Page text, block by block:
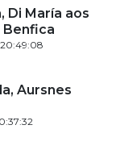
Di María aos
Benfica
20:49:08
Aursnes